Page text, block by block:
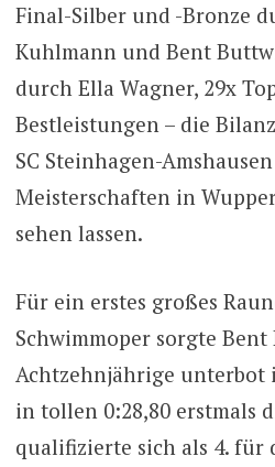
Final-Silber und -Bronze
Kuhlmann und Bent
durch Ella Wagner, 29x
Bestleistungen – die
SC Steinhagen-
Meisterschaften in
sehen lassen.
Für ein erstes großes
Schwimmoper sorgte
Achtzehnjährige unterbot
in tollen 0:28,80 erstmals
qualifizierte sich als 4. für